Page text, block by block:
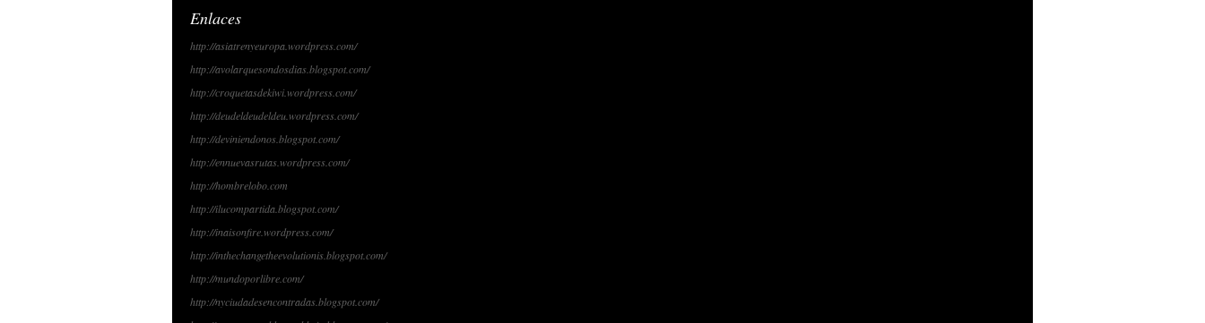
Enlaces
http://asiatrenyeuropa.wordpress.com/
http://avolarquesondosdias.blogspot.com/
http://croquetasdekiwi.wordpress.com/
http://deudeldeudeldeu.wordpress.com/
http://deviniendonos.blogspot.com/
http://ennuevasrutas.wordpress.com/
http://hombrelobo.com
http://ilucompartida.blogspot.com/
http://inaisonfire.wordpress.com/
http://inthechangetheevolutionis.blogspot.com/
http://mundoporlibre.com/
http://nyciudadesencontradas.blogspot.com/